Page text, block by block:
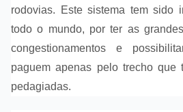
rodovias. Este sistema tem sido
todo o mundo, por ter as
congestionamentos e
paguem apenas pelo trecho que
pedagiadas.